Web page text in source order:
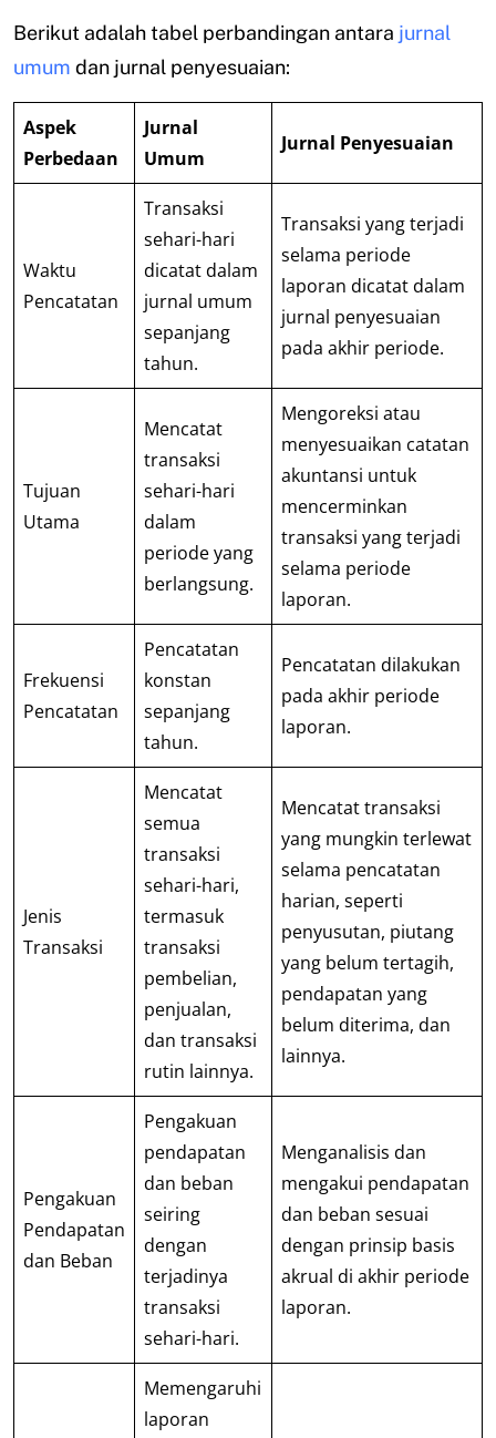
Berikut adalah tabel perbandingan antara jurnal
umum dan jurnal penyesuaian:
Aspek
Perbedaan
Jurnal
Umum
Jurnal Penyesuaian
Waktu
Pencatatan
Transaksi
sehari-hari
dicatat dalam
jurnal umum
sepanjang
tahun.
Transaksi yang terjadi
selama periode
laporan dicatat dalam
jurnal penyesuaian
pada akhir periode.
Tujuan
Utama
Mencatat
transaksi
sehari-hari
dalam
periode yang
berlangsung.
Mengoreksi atau
menyesuaikan catatan
akuntansi untuk
mencerminkan
transaksi yang terjadi
selama periode
laporan.
Frekuensi
Pencatatan
Pencatatan
konstan
sepanjang
tahun.
Pencatatan dilakukan
pada akhir periode
laporan.
Jenis
Transaksi
Mencatat
semua
transaksi
sehari-hari,
termasuk
transaksi
pembelian,
penjualan,
dan transaksi
rutin lainnya.
Mencatat transaksi
yang mungkin terlewat
selama pencatatan
harian, seperti
penyusutan, piutang
yang belum tertagih,
pendapatan yang
belum diterima, dan
lainnya.
Pengakuan
Pendapatan
dan Beban
Pengakuan
pendapatan
dan beban
seiring
dengan
terjadinya
transaksi
sehari-hari.
Menganalisis dan
mengakui pendapatan
dan beban sesuai
dengan prinsip basis
akrual di akhir periode
laporan.
Memengaruhi
laporan